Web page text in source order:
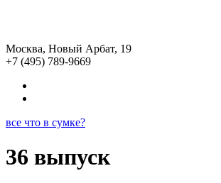
Москва, Новый Арбат, 19
+7 (495) 789-9669
все что в сумке?
36 выпуск